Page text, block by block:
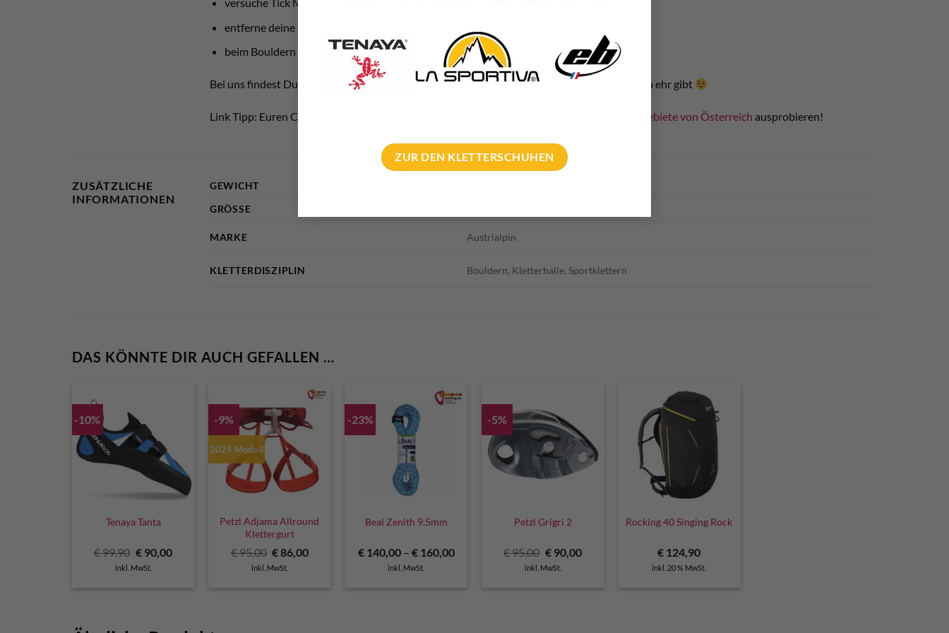
ZUR DEN KLETTERSCHUHEN
entferne deine nötigen Tick Marks am Ende des Tages wieder
beim Bouldern putzt bitte ordentlich den ganzen Block wenn ihr fertig seid
Bei uns findest Du natürlich ein riesige Auswahl anBoulderbürstendamit es keine Ausreden ehr gibt
Link Tipp: Euren Chalkball Austrialpin könnt ihr gleich einmal in einem der besten Bouldergebiete von Österreich ausprobieren!
ZUSÄTZLICHE
INFORMATIONEN
GEWICHT
GRÖSSE
MARKE Austrialpin
KLETTERDISZIPLIN Bouldern, Kletterhalle, Sportklettern
DAS KÖNNTE DIR AUCH GEFALLEN …
-10%
Tenaya Tanta
€99,90 Ursprünglicher
Preis
war:
€ 90,00Aktueller
inkl. MwSt.
-9%
2025 Modell
Petzl Adjama Allround
Klettergurt
€95,00 Ursprünglicher
Preis
war:
€86,00Aktueller
inkl. MwSt.
-23%
Beal Zenith 9.5mm
€140,00– €160,00
inkl. MwSt.
-5%
Petzl Grigri 2
€95,00 Ursprünglicher
Preis
war:
€ 90,00Aktueller
inkl. MwSt.
Rocking 40 Singing Rock
€ 124,90
inkl. 20 % MwSt.